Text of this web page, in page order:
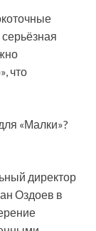
что
«Малки»?
директор
Оздоев в